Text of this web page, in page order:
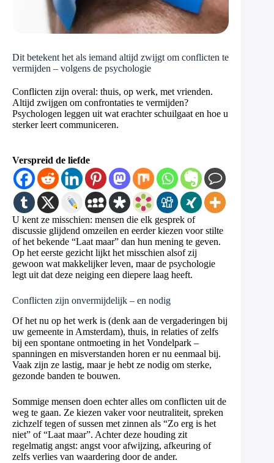
Dit betekent het als iemand altijd zwijgt om conflicten te
vermijden – volgens de psychologie
Conflicten zijn overal: thuis, op werk, met vrienden.
Altijd zwijgen om confrontaties te vermijden?
Psychologen leggen uit wat erachter schuilgaat en hoe u
sterker leert communiceren.
Verspreid de liefde
U kent ze misschien: mensen die elk gesprek of
discussie glijdend omzeilen en eerder kiezen voor stilte
of het bekende “Laat maar” dan hun mening te geven.
Op het eerste gezicht lijkt het misschien alsof zij
gewoon wat makkelijker leven, maar de psychologie
legt uit dat deze neiging een diepere laag heeft.
Conflicten zijn onvermijdelijk – en nodig
Of het nu op het werk is (denk aan de vergaderingen bij
uw gemeente in Amsterdam), thuis, in relaties of zelfs
bij een spontane ontmoeting in het Vondelpark –
spanningen en misverstanden horen er nu eenmaal bij.
Vaak zijn ze lastig, maar je hebt ze nodig om sterke,
gezonde banden te bouwen.
Sommige mensen doen echter alles om conflicten uit de
weg te gaan. Ze kiezen vaker voor neutraliteit, spreken
zichzelf tegen of sussen met zinnen als “Zo erg is het
niet” of “Laat maar”. Achter deze houding zit
regelmatig angst: angst voor afwijzing, afkeuring of
zelfs verlies van waardering door de ander.